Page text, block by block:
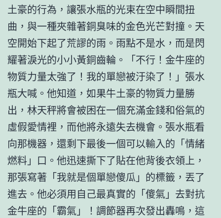
土豪的行為，讓張水瓶的光束在空中瞬間扭
曲，與一種夾雜著銅臭味的金色光芒對撞。天
空開始下起了荒謬的雨。雨點不是水，而是閃
耀著淚光的小小黃銅齒輪。「不行！金牛座的
物質力量太強了！我的單戀被汙染了！」張水
瓶大喊。他知道，如果牛土豪的物質力量勝
出，林天秤將會被困在一個充滿金錢和俗氣的
虛假愛情裡，而他將永遠失去機會。張水瓶看
向那機器，還剩下最後一個可以輸入的「情緒
燃料」口。他迅速撕下了貼在他背後衣領上，
那張寫著「我就是個單戀傻瓜」的標籤，丟了
進去。他必須用自己最真實的「傻氣」去對抗
金牛座的「霸氣」！調節器再次發出轟鳴，這